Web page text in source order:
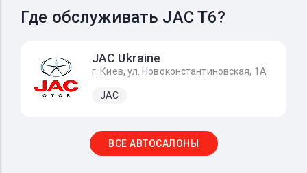
Где обслуживать JAC T6?
JAC Ukraine
г. Киев, ул. Новоконстантиновская, 1А
JAC
ВСЕ АВТОСАЛОНЫ